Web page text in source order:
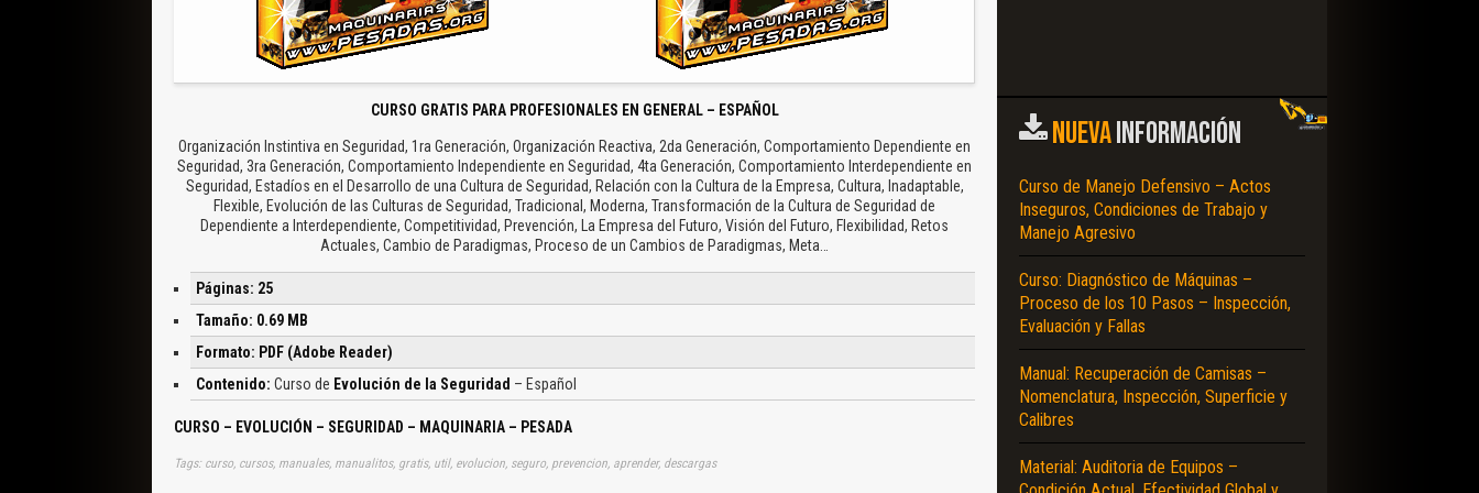
CURSO GRATIS PARA PROFESIONALES EN GENERAL – ESPAÑOL
Organización Instintiva en Seguridad, 1ra Generación, Organización Reactiva, 2da Generación, Comportamiento Dependiente en
Seguridad, 3ra Generación, Comportamiento Independiente en Seguridad, 4ta Generación, Comportamiento Interdependiente en
Seguridad, Estadíos en el Desarrollo de una Cultura de Seguridad, Relación con la Cultura de la Empresa, Cultura, Inadaptable,
Flexible, Evolución de las Culturas de Seguridad, Tradicional, Moderna, Transformación de la Cultura de Seguridad de
Dependiente a Interdependiente, Competitividad, Prevención, La Empresa del Futuro, Visión del Futuro, Flexibilidad, Retos
Actuales, Cambio de Paradigmas, Proceso de un Cambios de Paradigmas, Meta…
Páginas: 25
Tamaño: 0.69 MB
Formato: PDF (Adobe Reader)
Contenido: Curso de Evolución de la Seguridad – Español
CURSO – EVOLUCIÓN – SEGURIDAD – MAQUINARIA – PESADA
Tags: curso, cursos, manuales, manualitos, gratis, util, evolucion, seguro, prevencion, aprender, descargas
NUEVAINFORMACIÓN
Curso de Manejo Defensivo – Actos
Inseguros, Condiciones de Trabajo y
Manejo Agresivo
Curso: Diagnóstico de Máquinas –
Proceso de los 10 Pasos – Inspección,
Evaluación y Fallas
Manual: Recuperación de Camisas –
Nomenclatura, Inspección, Superficie y
Calibres
Material: Auditoria de Equipos –